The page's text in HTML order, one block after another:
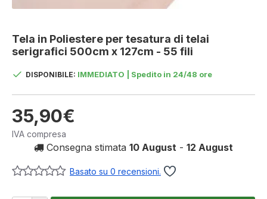
Tela in Poliestere per tesatura di telai
serigrafici 500cm x 127cm - 55 fili
35,90€
IVA compresa
Consegna stimata 10 August - 12 August
DISPONIBILE: IMMEDIATO | Spedito in 24/48 ore
Basato su 0 recensioni.